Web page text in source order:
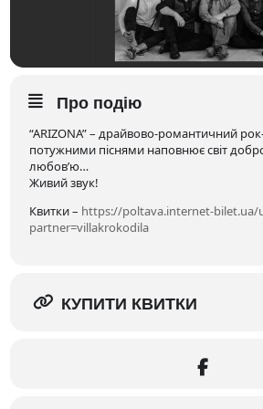
Про подію
“ARIZONA” – драйвово-романтичний
потужними піснями наповнює світ
любов’ю…
Живий звук!
Квитки – https://poltava.internet-bilet.ua/
partner=villakrokodila
КУПИТИ КВИТКИ